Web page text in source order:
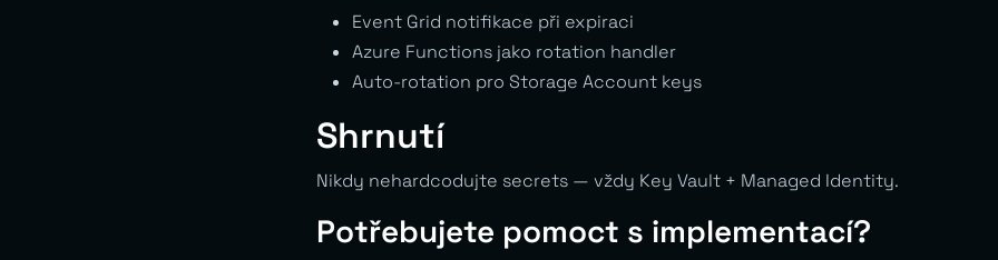
Event Grid notifikace při expiraci
Azure Functions jako rotation handler
Auto-rotation pro Storage Account keys
Shrnutí
Nikdy nehardcodujte secrets — vždy Key Vault + Managed Identity.
Potřebujete pomoct s implementací?